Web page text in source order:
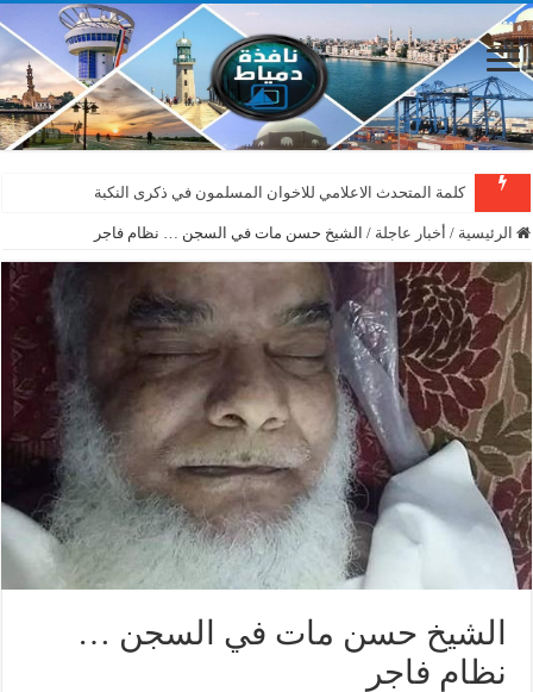
كلمة المتحدث الاعلامي للاخوان المسلمون في ذكرى النكبة
الرئيسية / أخبار عاجلة / الشيخ حسن مات في السجن … نظام فاجر
الشيخ حسن مات في السجن …
نظام فاجر